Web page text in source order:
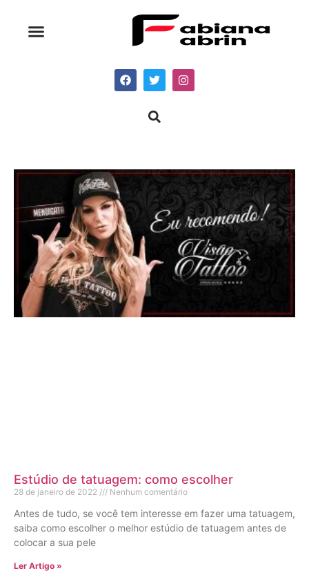
Estúdio de tatuagem: como escolher
28 de janeiro de 2022 Nenhum comentário
Antes de tudo, se você tem interesse em fazer uma tatuagem,
saiba como escolher o melhor estúdio de tatuagem antes de
colocar a sua pele
Ler Artigo »